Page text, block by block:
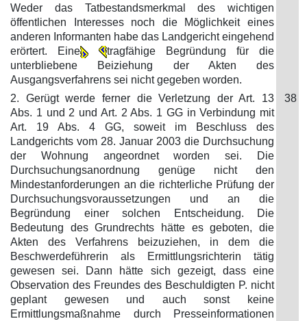
Weder das Tatbestandsmerkmal des wichtigen
öffentlichen Interesses noch die Möglichkeit eines
anderen Informanten habe das Landgericht eingehend
erörtert. Eine
tragfähige Begründung für die
unterbliebene Beiziehung der Akten des
Ausgangsverfahrens sei nicht gegeben worden.
2. Gerügt werde ferner die Verletzung der Art. 13
Abs. 1 und 2 und Art. 2 Abs. 1 GG in Verbindung mit
Art. 19 Abs. 4 GG, soweit im Beschluss des
Landgerichts vom 28. Januar 2003 die Durchsuchung
der Wohnung angeordnet worden sei. Die
Durchsuchungsanordnung genüge nicht den
Mindestanforderungen an die richterliche Prüfung der
Durchsuchungsvoraussetzungen und an die
Begründung einer solchen Entscheidung. Die
Bedeutung des Grundrechts hätte es geboten, die
Akten des Verfahrens beizuziehen, in dem die
Beschwerdeführerin als Ermittlungsrichterin tätig
gewesen sei. Dann hätte sich gezeigt, dass eine
Observation des Freundes des Beschuldigten P. nicht
geplant gewesen und auch sonst keine
Ermittlungsmaßnahme durch Presseinformationen
38